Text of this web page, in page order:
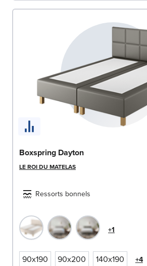
Boxspring Dayton
LE ROI DU MATELAS
Ressorts bonnels
+1
90x190 90x200 140x190 +4